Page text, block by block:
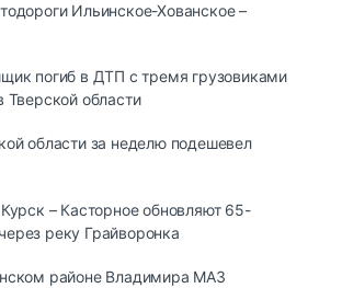
Ильинское-Хованское –
погиб в ДТП с тремя грузовиками
Тверской области
области за неделю подешевел
– Касторное обновляют 65-
реку Грайворонка
районе Владимира МАЗ